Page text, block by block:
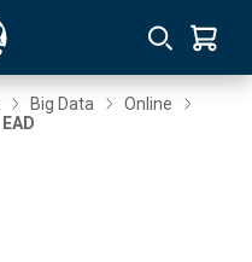
Big Data
Online
EAD